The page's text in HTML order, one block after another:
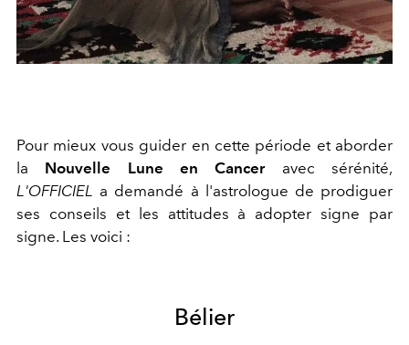
Pour mieux vous guider en cette période et aborder
la Nouvelle Lune en Canceravec sérénité,
L'OFFICIEL a demandé à l'astrologue de prodiguer
ses conseils et les attitudes à adopter signe par
signe. Les voici :
Bélier